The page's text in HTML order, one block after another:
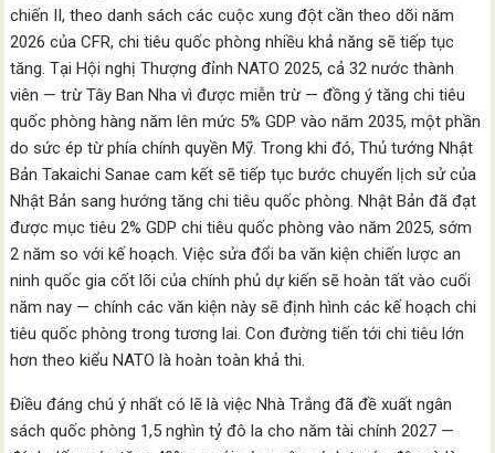
chiến II, theo danh sách các cuộc xung đột cần theo dõi năm
2026 của CFR, chi tiêu quốc phòng nhiều khả năng sẽ tiếp tục
tăng. Tại Hội nghị Thượng đỉnh NATO 2025, cả 32 nước thành
viên — trừ Tây Ban Nha vì được miễn trừ — đồng ý tăng chi tiêu
quốc phòng hàng năm lên mức 5% GDP vào năm 2035, một phần
do sức ép từ phía chính quyền Mỹ. Trong khi đó, Thủ tướng Nhật
Bản Takaichi Sanae cam kết sẽ tiếp tục bước chuyển lịch sử của
Nhật Bản sang hướng tăng chi tiêu quốc phòng. Nhật Bản đã đạt
được mục tiêu 2% GDP chi tiêu quốc phòng vào năm 2025, sớm
2 năm so với kế hoạch. Việc sửa đổi ba văn kiện chiến lược an
ninh quốc gia cốt lõi của chính phủ dự kiến sẽ hoàn tất vào cuối
năm nay — chính các văn kiện này sẽ định hình các kế hoạch chi
tiêu quốc phòng trong tương lai. Con đường tiến tới chi tiêu lớn
hơn theo kiểu NATO là hoàn toàn khả thi.
Điều đáng chú ý nhất có lẽ là việc Nhà Trắng đã đề xuất ngân
sách quốc phòng 1,5 nghìn tỷ đô la cho năm tài chính 2027 —